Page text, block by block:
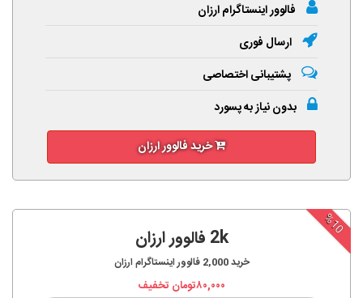
فالوور اینستاگرام ارزان
ارسال فوری
پشتیبانی اختصاصی
بدون نیاز به پسورد
خرید فالوور ارزان
%10
2k فالوور ارزان
خرید2,000 فالوور اینستاگرام ارزان
۸۰,۰۰۰تومان تخفیف